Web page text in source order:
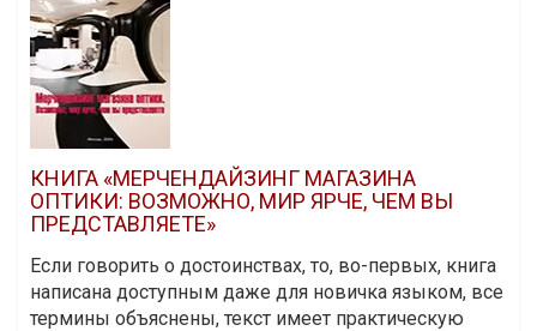
КНИГА «МЕРЧЕНДАЙЗИНГ МАГАЗИНА
ОПТИКИ: ВОЗМОЖНО, МИР ЯРЧЕ, ЧЕМ ВЫ
ПРЕДСТАВЛЯЕТЕ»
Если говорить о достоинствах, то, во-первых, книга
написана доступным даже для новичка языком, все
термины объяснены, текст имеет практическую